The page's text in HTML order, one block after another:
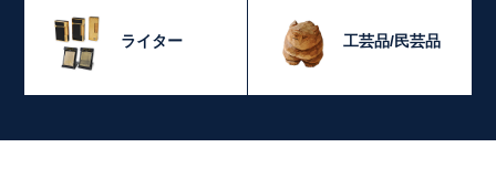
ライター 工芸品/民芸品